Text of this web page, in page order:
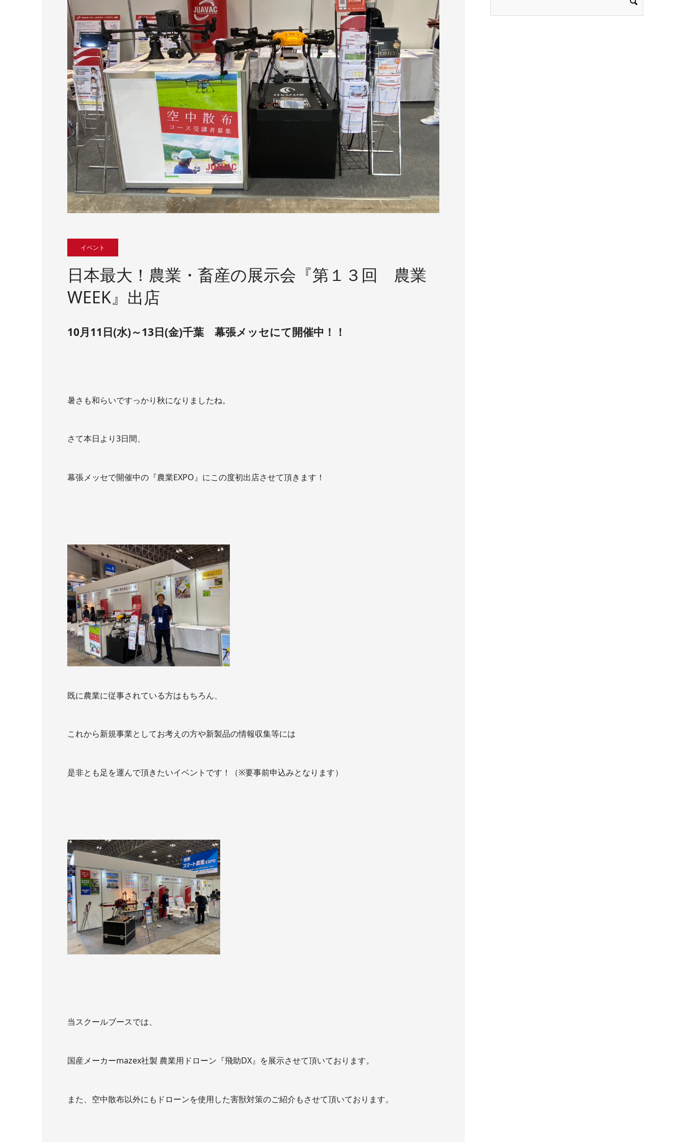
イベント
日本最大！農業・畜産の展示会『第１３回 農業
WEEK』出店
10月11日(水)～13日(金)千葉 幕張メッセにて開催中！！
暑さも和らいですっかり秋になりましたね。
さて本日より3日間、
幕張メッセで開催中の『農業EXPO』にこの度初出店させて頂きます！
既に農業に従事されている方はもちろん、
これから新規事業としてお考えの方や新製品の情報収集等には
是非とも足を運んで頂きたいイベントです！（※要事前申込みとなります）
当スクールブースでは、
国産メーカーmazex社製 農業用ドローン『飛助DX』を展示させて頂いております。
また、空中散布以外にもドローンを使用した害獣対策のご紹介もさせて頂いております。